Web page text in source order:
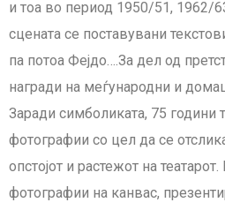
и тоа во период 1950/51, 1962/
сцената се поставувани
па потоа Фејдо….За дел од
награди на меѓународни и
Заради симболиката, 75 години
фотографии со цел да се
опстојот и растежот на
фотографии на канвас,